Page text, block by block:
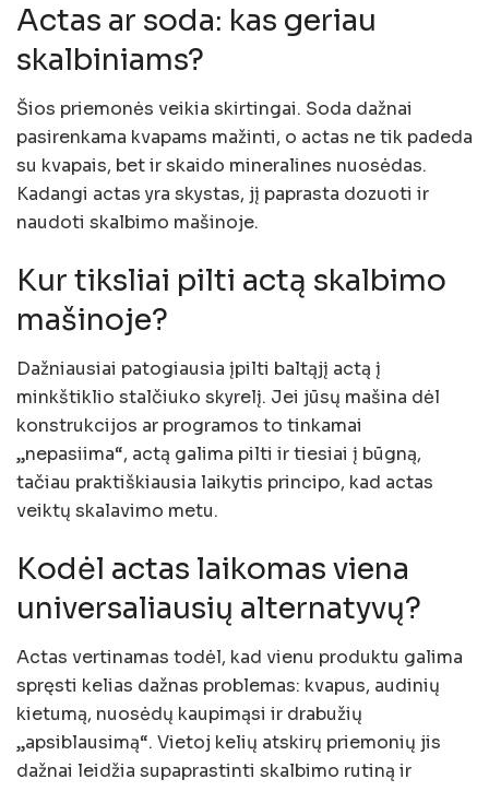
Actas ar soda: kas geriau
skalbiniams?
Šios priemonės veikia skirtingai. Soda dažnai
pasirenkama kvapams mažinti, o actas ne tik padeda
su kvapais, bet ir skaido mineralines nuosėdas.
Kadangi actas yra skystas, jį paprasta dozuoti ir
naudoti skalbimo mašinoje.
Kur tiksliai pilti actą skalbimo
mašinoje?
Dažniausiai patogiausia įpilti baltąjį actą į
minkštiklio stalčiuko skyrelį. Jei jūsų mašina dėl
konstrukcijos ar programos to tinkamai
„nepasiima“, actą galima pilti ir tiesiai į būgną,
tačiau praktiškiausia laikytis principo, kad actas
veiktų skalavimo metu.
Kodėl actas laikomas viena
universaliausių alternatyvų?
Actas vertinamas todėl, kad vienu produktu galima
spręsti kelias dažnas problemas: kvapus, audinių
kietumą, nuosėdų kaupimąsi ir drabužių
„apsiblausimą“. Vietoj kelių atskirų priemonių jis
dažnai leidžia supaprastinti skalbimo rutiną ir